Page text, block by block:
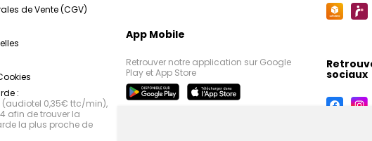
de Vente (CGV)
:
(audiotel 0,35€ ttc/min),
afin de trouver la
la plus proche de
App Mobile
Retrouver notre application sur Google
Play et App Store
sociaux